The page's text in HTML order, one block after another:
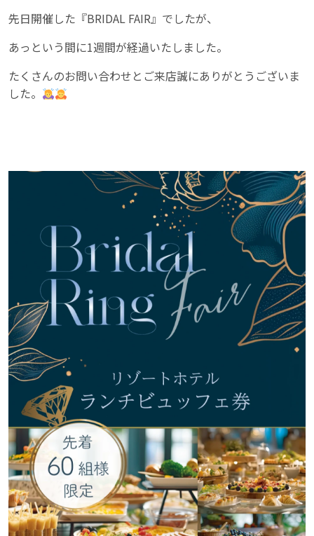
先日開催した『BRIDAL FAIR』でしたが、
あっという間に1週間が経過いたしました。
たくさんのお問い合わせとご来店誠にありがとうございま
した。